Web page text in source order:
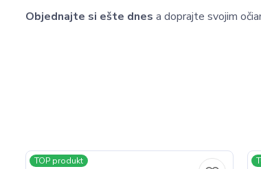
Objednajte si ešte dnes a doprajte svojim
TOP produkt